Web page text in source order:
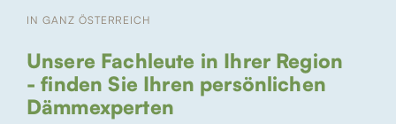
IN GANZ ÖSTERREICH
Unsere Fachleute in Ihrer Region
- finden Sie Ihren persönlichen
Dämmexperten